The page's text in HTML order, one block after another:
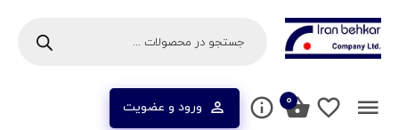
ورود و عضویت ۰